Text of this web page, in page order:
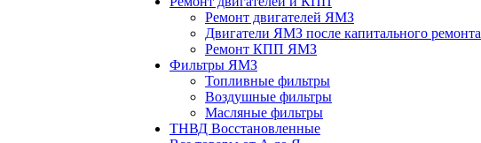
Ремонт двигателей ЯМЗ
Двигатели ЯМЗ после капитального ремонта
Ремонт КПП ЯМЗ
Фильтры ЯМЗ
Топливные фильтры
Воздушные фильтры
Масляные фильтры
ТНВД Восстановленные